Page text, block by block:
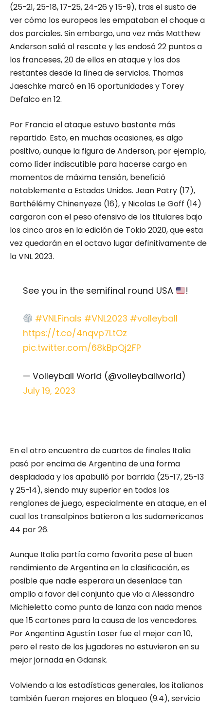
(25-21, 25-18, 17-25, 24-26 y 15-9), tras el susto de
ver cómo los europeos les empataban el choque a
dos parciales. Sin embargo, una vez más Matthew
Anderson salió al rescate y les endosó 22 puntos a
los franceses, 20 de ellos en ataque y los dos
restantes desde la línea de servicios. Thomas
Jaeschke marcó en 16 oportunidades y Torey
Defalco en 12.
Por Francia el ataque estuvo bastante más
repartido. Esto, en muchas ocasiones, es algo
positivo, aunque la figura de Anderson, por ejemplo,
como líder indiscutible para hacerse cargo en
momentos de máxima tensión, benefició
notablemente a Estados Unidos. Jean Patry (17),
Barthélémy Chinenyeze (16), y Nicolas Le Goff (14)
cargaron con el peso ofensivo de los titulares bajo
los cinco aros en la edición de Tokio 2020, que esta
vez quedarán en el octavo lugar definitivamente de
la VNL 2023.
See you in the semifinal round USA !
#VNLFinals #VNL2023 #volleyball
https://t.co/4nqvp7LtOz
pic.twitter.com/68kBpQj2FP
— Volleyball World (@volleyballworld)
July 19, 2023
En el otro encuentro de cuartos de finales Italia
pasó por encima de Argentina de una forma
despiadada y los apabulló por barrida (25-17, 25-13
y 25-14), siendo muy superior en todos los
renglones de juego, especialmente en ataque, en el
cual los transalpinos batieron a los sudamericanos
44 por 26.
Aunque Italia partía como favorita pese al buen
rendimiento de Argentina en la clasificación, es
posible que nadie esperara un desenlace tan
amplio a favor del conjunto que vio a Alessandro
Michieletto como punta de lanza con nada menos
que 15 cartones para la causa de los vencedores.
Por Angentina Agustín Loser fue el mejor con 10,
pero el resto de los jugadores no estuvieron en su
mejor jornada en Gdansk.
Volviendo a las estadísticas generales, los italianos
también fueron mejores en bloqueo (9.4), servicio